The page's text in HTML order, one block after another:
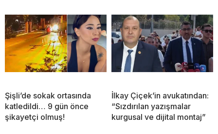
Şişli’de sokak ortasında
katledildi… 9 gün önce
şikayetçi olmuş!
İlkay Çiçek’in avukatından:
“Sızdırılan yazışmalar
kurgusal ve dijital montaj”